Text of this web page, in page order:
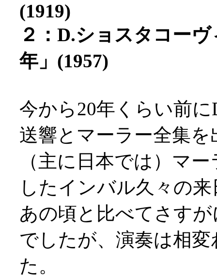
(1919)
２：D.ショスタコー
年」(1957)
今から20年くらい前
送響とマーラー全集を
（主に日本では）マ
したインバル久々の
あの頃と比べてさす
でしたが、演奏は相
た。